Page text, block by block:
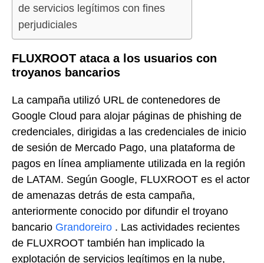
de servicios legítimos con fines
perjudiciales
FLUXROOT ataca a los usuarios con
troyanos bancarios
La campaña utilizó URL de contenedores de
Google Cloud para alojar páginas de phishing de
credenciales, dirigidas a las credenciales de inicio
de sesión de Mercado Pago, una plataforma de
pagos en línea ampliamente utilizada en la región
de LATAM. Según Google, FLUXROOT es el actor
de amenazas detrás de esta campaña,
anteriormente conocido por difundir el troyano
bancario Grandoreiro . Las actividades recientes
de FLUXROOT también han implicado la
explotación de servicios legítimos en la nube,